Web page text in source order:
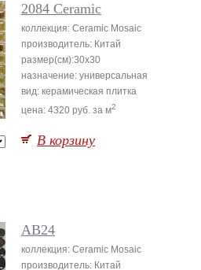
2084 Ceramic
коллекция: Ceramic Mosaic
производитель: Китай
размер(см):30x30
назначение: универсальная
вид: керамическая плитка
цена: 4320 руб. за м2
В корзину
AB24
коллекция: Ceramic Mosaic
производитель: Китай